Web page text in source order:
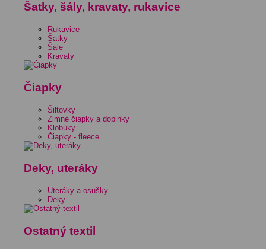
Šatky, šály, kravaty, rukavice
Rukavice
Šatky
Šále
Kravaty
Čiapky
Šiltovky
Zimné čiapky a doplnky
Klobúky
Čiapky - fleece
Deky, uteráky
Uteráky a osušky
Deky
Ostatný textil